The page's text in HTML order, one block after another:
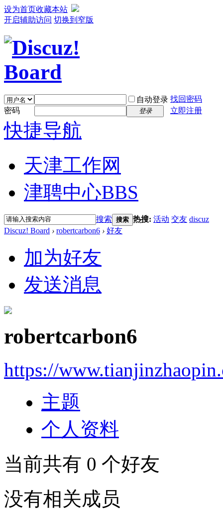
设为首页收藏本站
开启辅助访问 切换到窄版
自动登录 找回密码
密码
登录 立即注册
快捷导航
天津工作网
津聘中心BBS
搜索 搜索 热搜: 活动 交友 discuz
Discuz! Board › robertcarbon6 › 好友
加为好友
发送消息
robertcarbon6
https://
主题
个人资料
当前共有 0 个好友
没有相关成员